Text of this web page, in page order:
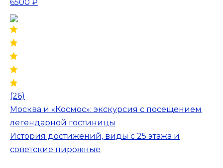
6500 ₽
(26)
Москва и «Космос»: экскурсия с посещением
легендарной гостиницы
История достижений, виды с 25 этажа и
советские пирожные